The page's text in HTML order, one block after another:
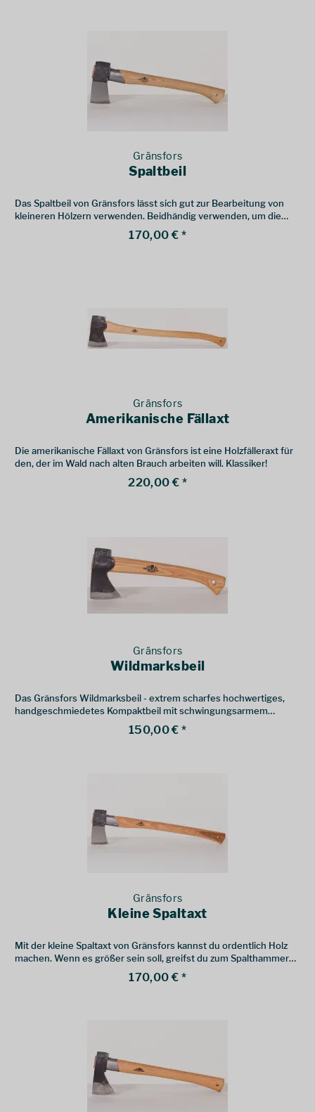
Gränsfors
Spaltbeil
Das Spaltbeil von Gränsfors lässt sich gut zur Bearbeitung von
kleineren Hölzern verwenden. Beidhändig verwenden, um die
170,00 € *
Gränsfors
Amerikanische Fällaxt
Die amerikanische Fällaxt von Gränsfors ist eine Holzfälleraxt für
den, der im Wald nach alten Brauch arbeiten will. Klassiker!
220,00 € *
Gränsfors
Wildmarksbeil
Das Gränsfors Wildmarksbeil - extrem scharfes hochwertiges,
handgeschmiedetes Kompaktbeil mit schwingungsarmem
Schaft. Perfekt als Trekkingaxt für unterwegs.
150,00 € *
Gränsfors
Kleine Spaltaxt
Mit der kleine Spaltaxt von Gränsfors kannst du ordentlich Holz
machen. Wenn es größer sein soll, greifst du zum Spalthammer
170,00 € *